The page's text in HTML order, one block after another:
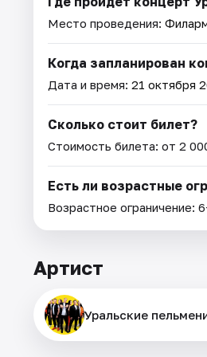
Место проведения:
Когда запланирован
Дата и время: 21 октября
Сколько стоит билет?
Стоимость билета: от 2
Есть ли возрастные
Возрастное ограничение:
Артист
Уральские